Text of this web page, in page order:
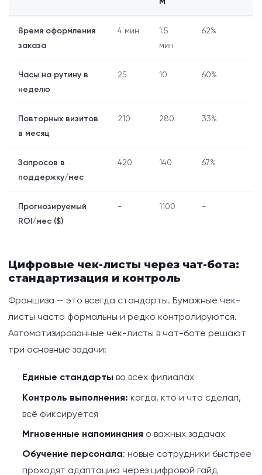
Время оформления
заказа
4 мин
1.5
мин
62%
Часы на рутину в
неделю
25 10 60%
Повторных визитов
в месяц
210 280 33%
Запросов в
поддержку/мес
420 140 67%
Прогнозируемый
ROI/мес ($)
- 1100 -
Цифровые чек-листы через чат-бота:
стандартизация и контроль
Франшиза — это всегда стандарты. Бумажные чек-
листы часто формальны и редко контролируются.
Автоматизированные чек-листы в чат-боте решают
три основные задачи:
Единые стандарты во всех филиалах
Контроль выполнения: когда, кто и что сделал,
всё фиксируется
Мгновенные напоминания о важных задачах
Обучение персонала: новые сотрудники быстрее
проходят адаптацию через цифровой гайд